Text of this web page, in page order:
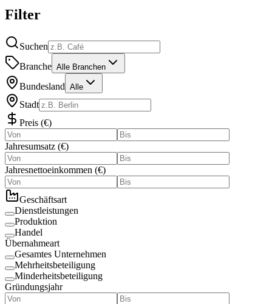
Filter
Suchen
Branche Alle Branchen
Bundesland Alle
Stadt
Preis (€)
Jahresumsatz (€)
Jahresnettoeinkommen (€)
Geschäftsart
Dienstleistungen
Produktion
Handel
Übernahmeart
Gesamtes Unternehmen
Mehrheitsbeteiligung
Minderheitsbeteiligung
Gründungsjahr